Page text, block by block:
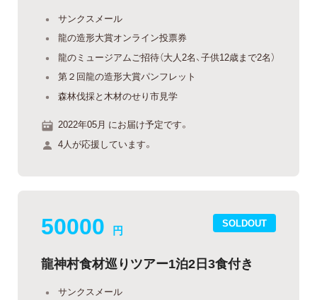
サンクスメール
龍の造形大賞オンライン投票券
龍のミュージアムご招待（大人2名、子供12歳まで2名）
第２回龍の造形大賞パンフレット
森林伐採と木材のせり市見学
2022年05月 にお届け予定です。
4人が応援しています。
SOLDOUT
50000 円
龍神村食材巡りツアー1泊2日3食付き
サンクスメール